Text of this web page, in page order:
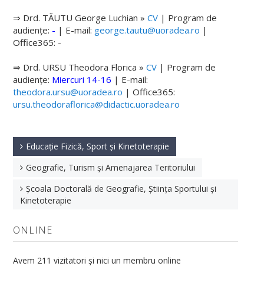
INTERNAȚIONAL
Mobilități Școala Doctorală
Anunțuri - Mobilități Studenți
EVENIMENTE
⇒ Drd. TĂUTU George Luchian » CV | Program de
audiențe: - | E-mail: george.tautu@uoradea.ro |
Office365: -
⇒ Drd. URSU Theodora Florica » CV | Program de
audiențe: Miercuri 14-16 | E-mail:
theodora.ursu@uoradea.ro | Office365:
ursu.theodoraflorica@didactic.uoradea.ro
Educație Fizică, Sport și Kinetoterapie
Geografie, Turism și Amenajarea Teritoriului
Școala Doctorală de Geografie, Știința Sportului și
Kinetoterapie
ONLINE
Avem 211 vizitatori și nici un membru online